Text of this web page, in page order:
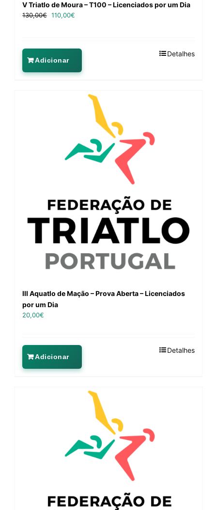
V Triatlo de Moura – T100 – Licenciados por um Dia
130,00€ 110,00€
Adicionar
Detalhes
III Aquatlo de Mação – Prova Aberta – Licenciados
por um Dia
20,00€
Adicionar
Detalhes